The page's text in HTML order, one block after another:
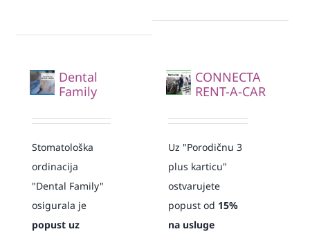
Dental
Family
Stomatološka
ordinacija
"Dental Family"
osigurala je
popust uz
CONNECTA
RENT-A-CAR
Uz "Porodičnu 3
plus karticu"
ostvarujete
popust od 15%
na usluge